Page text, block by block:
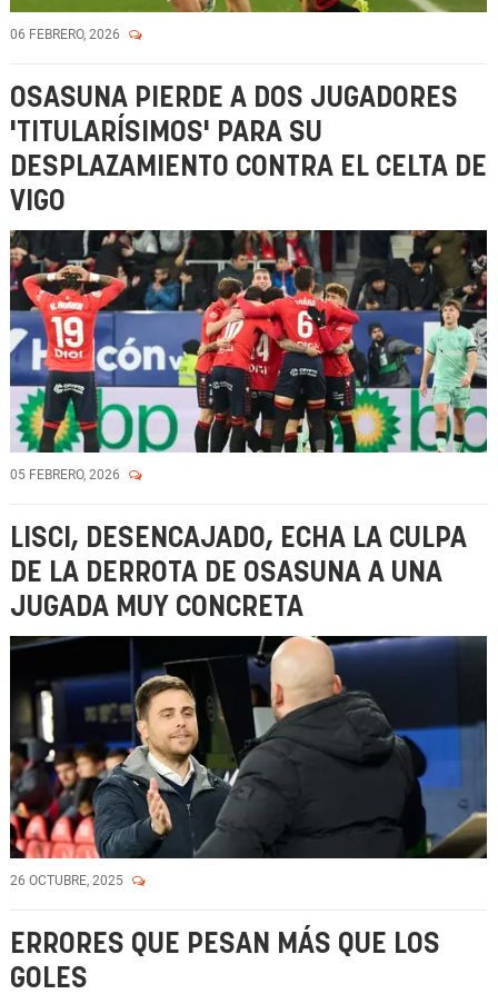
06 FEBRERO, 2026
OSASUNA PIERDE A DOS JUGADORES
'TITULARÍSIMOS' PARA SU
DESPLAZAMIENTO CONTRA EL CELTA DE
VIGO
05 FEBRERO, 2026
LISCI, DESENCAJADO, ECHA LA CULPA
DE LA DERROTA DE OSASUNA A UNA
JUGADA MUY CONCRETA
26 OCTUBRE, 2025
ERRORES QUE PESAN MÁS QUE LOS
GOLES